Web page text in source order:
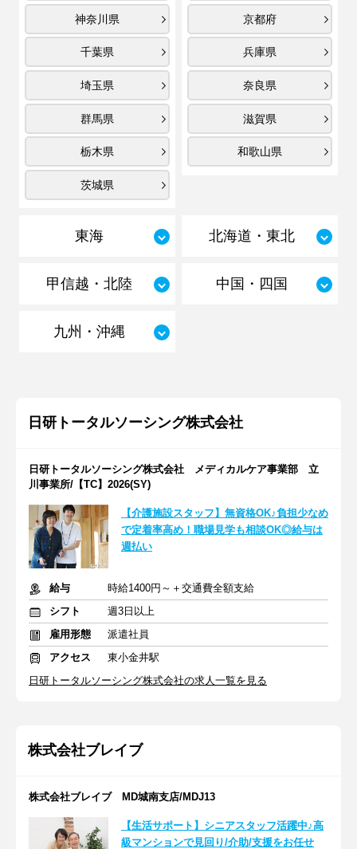
神奈川県
千葉県
埼玉県
群馬県
栃木県
茨城県
京都府
兵庫県
奈良県
滋賀県
和歌山県
東海 北海道・東北
甲信越・北陸 中国・四国
九州・沖縄
日研トータルソーシング株式会社
日研トータルソーシング株式会社 メディカルケア事業部 立
川事業所/【TC】2026(SY)
【介護施設スタッフ】無資格OK♪負担少なめ
で定着率高め！職場見学も相談OK◎給与は
週払い
給与
時給1400円～＋交通費全額支給
シフト
週3日以上
雇用形態
派遣社員
アクセス
東小金井駅
日研トータルソーシング株式会社の求人一覧を見る
株式会社ブレイブ
株式会社ブレイブ MD城南支店/MDJ13
【生活サポート】シニアスタッフ活躍中♪高
級マンションで見回り/介助/支援をお任せ